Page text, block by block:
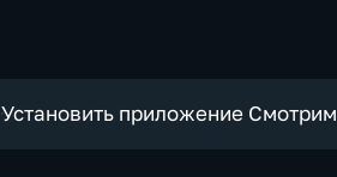
Установить приложение Смотрим